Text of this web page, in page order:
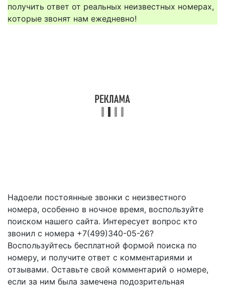
получить ответ от реальных неизвестных номерах,
которые звонят нам ежедневно!
Надоели постоянные звонки с неизвестного
номера, особенно в ночное время, воспользуйте
поиском нашего сайта. Интересует вопрос кто
звонил с номера +7(499)340-05-26?
Воспользуйтесь бесплатной формой поиска по
номеру, и получите ответ с комментариями и
отзывами. Оставьте свой комментарий о номере,
если за ним была замечена подозрительная